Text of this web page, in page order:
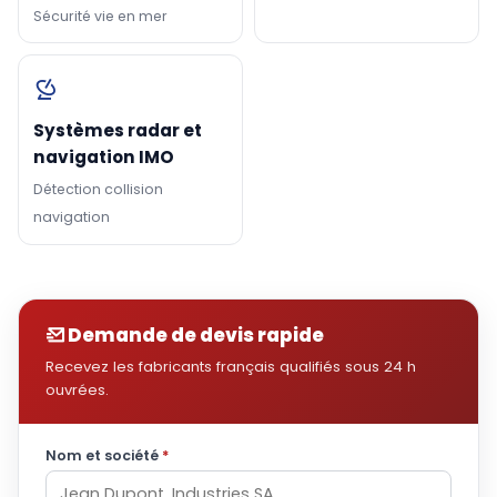
Sécurité vie en mer
Systèmes radar et
navigation IMO
Détection collision
navigation
Demande de devis rapide
Recevez les fabricants français qualifiés sous 24 h
ouvrées.
Nom et société *